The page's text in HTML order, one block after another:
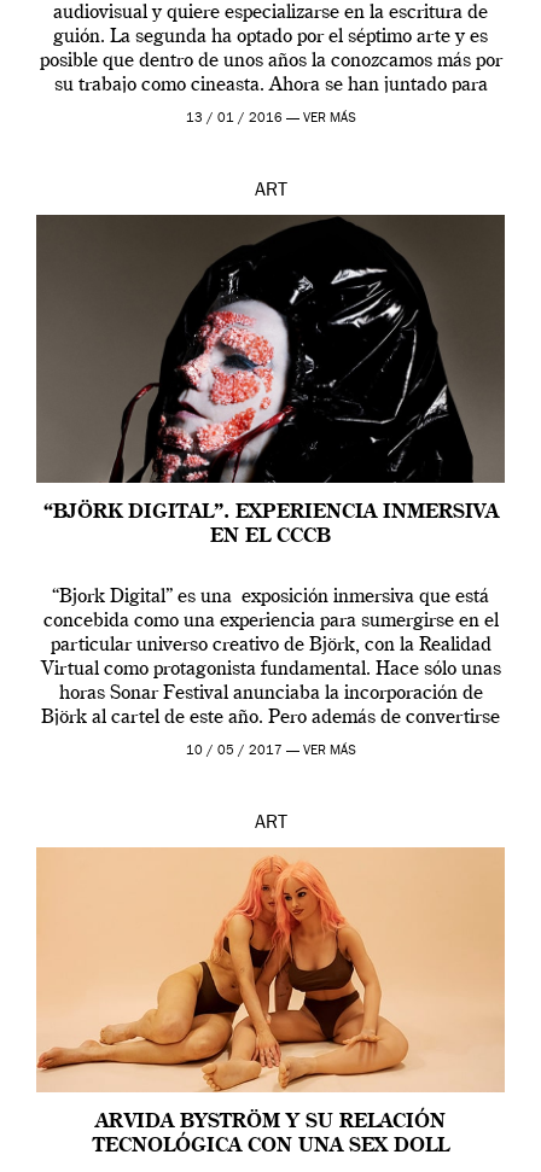
audiovisual y quiere especializarse en la escritura de
guión. La segunda ha optado por el séptimo arte y es
posible que dentro de unos años la conozcamos más por
su trabajo como cineasta. Ahora se han juntado para
contarnos una […]
13 / 01 / 2016 — VER MÁS
ART
“BJÖRK DIGITAL”. EXPERIENCIA INMERSIVA
EN EL CCCB
“Bjork Digital” es una exposición inmersiva que está
concebida como una experiencia para sumergirse en el
particular universo creativo de Björk, con la Realidad
Virtual como protagonista fundamental. Hace sólo unas
horas Sonar Festival anunciaba la incorporación de
Björk al cartel de este año. Pero además de convertirse
en una de las actuaciones más relevantes […]
10 / 05 / 2017 — VER MÁS
ART
ARVIDA BYSTRÖM Y SU RELACIÓN
TECNOLÓGICA CON UNA SEX DOLL